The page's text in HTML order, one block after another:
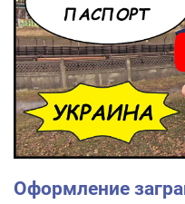
Оформление